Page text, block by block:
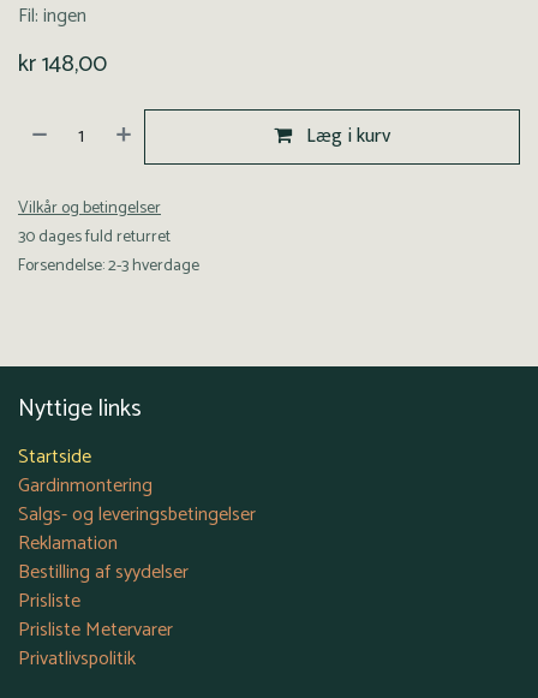
Fil: ingen
kr148,00
Læg i kurv
Vilkår og betingelser
30 dages fuld returret
Forsendelse: 2-3 hverdage
Nyttige links
Startside
Gardinmontering
Salgs- og leveringsbetingelser
Reklamation
Bestilling af syydelser
Prisliste
Prisliste Metervarer
Privatlivspolitik